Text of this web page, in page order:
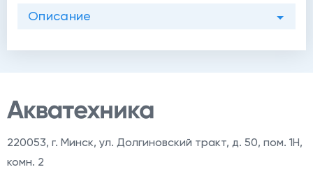
Описание
220053, г. Минск, ул. Долгиновский тракт, д. 50, пом. 1Н,
комн. 2